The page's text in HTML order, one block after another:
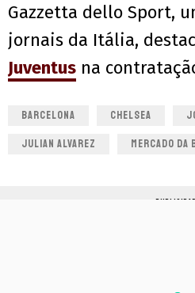
Gazzetta dello Sport,
jornais da Itália,
Juventus na
BARCELONA CHELSEA
JULIAN ALVAREZ MERCADO DA